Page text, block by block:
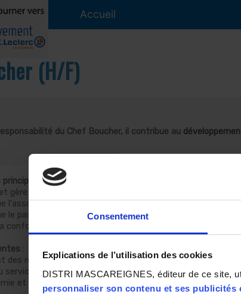
Consentement
Explications de l’utilisation des cookies
DISTRI MASCAREIGNES, éditeur de ce site,
personnaliser son contenu et ses publicités
Accueil
(H/F)
du Chef Boucher, il contribue au
principales:
gère le stand
l'assortiment et le réassort des produits
le passage des commandes et la préparation des viandes
conformité des marchandises livrées et vendues
:
des règles d’hygiène, de traçabilité et de sécurité
service client
et réactivité